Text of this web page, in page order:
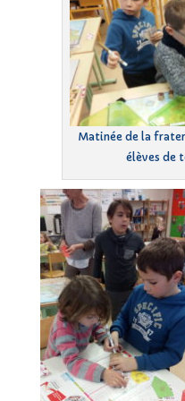
Matinée de la
élèves de